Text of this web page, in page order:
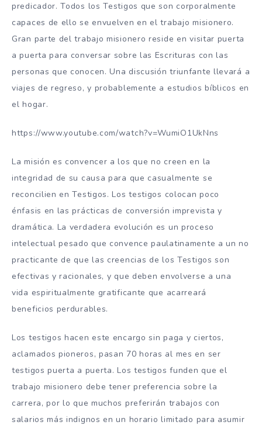
predicador. Todos los Testigos que son corporalmente
capaces de ello se envuelven en el trabajo misionero.
Gran parte del trabajo misionero reside en visitar puerta
a puerta para conversar sobre las Escrituras con las
personas que conocen. Una discusión triunfante llevará a
viajes de regreso, y probablemente a estudios bíblicos en
el hogar.
https://www.youtube.com/watch?v=WumiO1UkNns
La misión es convencer a los que no creen en la
integridad de su causa para que casualmente se
reconcilien en Testigos. Los testigos colocan poco
énfasis en las prácticas de conversión imprevista y
dramática. La verdadera evolución es un proceso
intelectual pesado que convence paulatinamente a un no
practicante de que las creencias de los Testigos son
efectivas y racionales, y que deben envolverse a una
vida espiritualmente gratificante que acarreará
beneficios perdurables.
Los testigos hacen este encargo sin paga y ciertos,
aclamados pioneros, pasan 70 horas al mes en ser
testigos puerta a puerta. Los testigos funden que el
trabajo misionero debe tener preferencia sobre la
carrera, por lo que muchos preferirán trabajos con
salarios más indignos en un horario limitado para asumir